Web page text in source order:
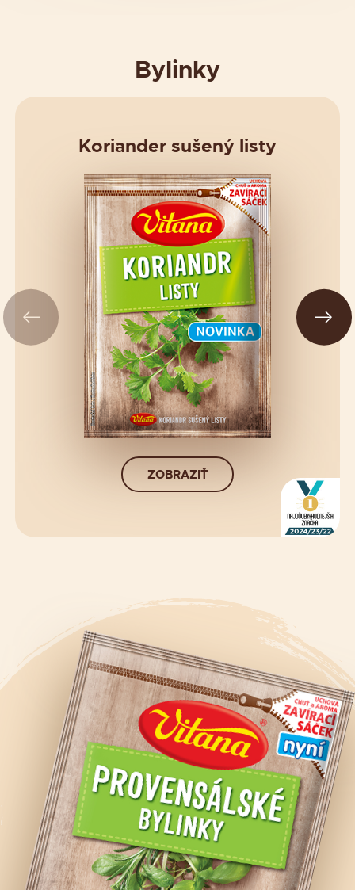
Bylinky
Koriander sušený listy
ZOBRAZIŤ